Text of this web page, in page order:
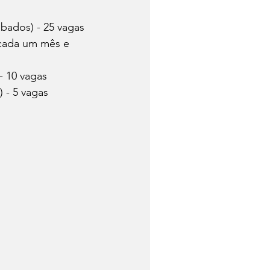
- 25 vagas
um mês e
10 vagas
- 5 vagas